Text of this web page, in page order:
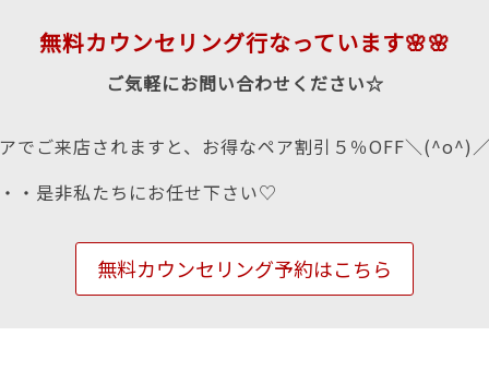
無料カウンセリング行なっています🌸🌸
ご気軽にお問い合わせください☆
でご来店されますと、お得なペア割引５％OFF＼(^o^)
・是非私たちにお任せ下さい♡
無料カウンセリング予約はこちら